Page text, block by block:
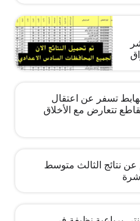
تسفر عن اعتقال
تتعارض مع الأخلاق
عن نتائج الثالث متوسط